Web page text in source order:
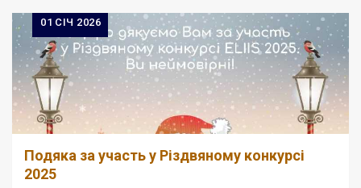
01 СІЧ 2026
Подяка за участь у Різдвяному конкурсі
2025